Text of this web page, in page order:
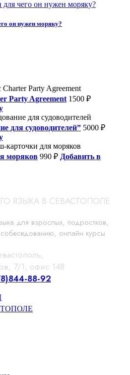
он нужен моряку?
Party Agreement 1500 ₽
для судоводителей” 5000 ₽
моряков 990 ₽ Добавить в
ЯЗЫКА В СЕВАСТОПОЛЕ
для взрослых, подростков,
онлайн курсы
7/1, офис 148
88-92